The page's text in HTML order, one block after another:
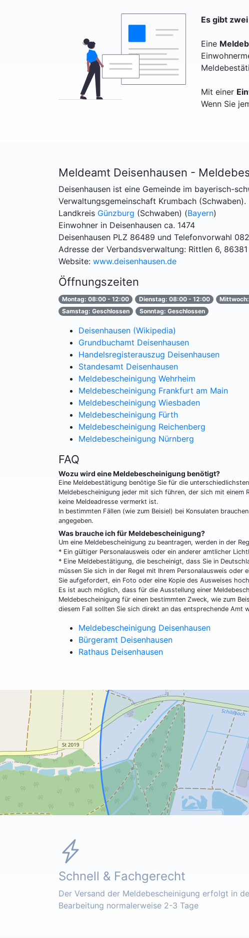
Es gibt
Eine
Mit einer
Wenn Sie
Meldeamt Deisenhausen -
Deisenhausen ist eine Gemeinde im bayerisch-
Verwaltungsgemeinschaft Krumbach (Schwaben).
Landkreis Günzburg (Schwaben) (Bayern)
Einwohner in Deisenhausen ca. 1474
Deisenhausen PLZ 86489 und Telefonvorwahl
Adresse der Verbandsverwaltung: Rittlen 6,
Website: www.deisenhausen.de
Öffnungszeiten
Montag: 08:00 - 12:00 Dienstag: 08:00 - 12:00
Samstag: Geschlossen
Sonntag: Geschlossen
Deisenhausen (Wikipedia)
Grundbuchamt Deisenhausen
Handelsregisterauszug Deisenhausen
Standesamt Deisenhausen
Meldebescheinigung Wehrheim
Meldebescheinigung Frankfurt am Main
Meldebescheinigung Wiesbaden
Meldebescheinigung Fürth
Meldebescheinigung Reichenberg
Meldebescheinigung Nürnberg
FAQ
Wozu wird eine Meldebescheinigung benötigt?
Eine Meldebestätigung benötige Sie für die
Meldebescheinigung jeder mit sich führen, der sich mit einem
keine Meldeadresse vermerkt ist.
In bestimmten Fällen (wie zum Beisiel) bei Konsulaten
angegeben.
Was brauche ich für Meldebescheinigung?
Um eine Meldebescheinigung zu beantragen, werden in der
* Ein gültiger Personalausweis oder ein anderer amtlicher
* Eine Meldebestätigung, die bescheinigt, dass Sie in
müssen Sie sich in der Regel mit Ihrem Personalausweis
Sie aufgefordert, ein Foto oder eine Kopie des Ausweises
Es ist auch möglich, dass für die Ausstellung einer
Meldebescheinigung für einen bestimmten Zweck, wie zum
diesem Fall sollten Sie sich direkt an das entsprechende Amt
Meldebescheinigung Deisenhausen
Bürgeramt Deisenhausen
Rathaus Deisenhausen
Schnell & Fachgerecht
Der Versand der Meldebescheinigung erfolgt in
Bearbeitung normalerweise 2-3 Tage